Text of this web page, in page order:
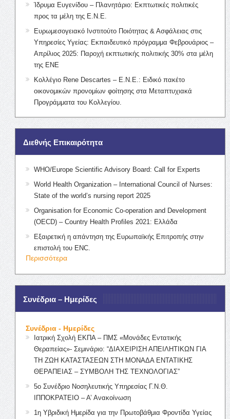
Ίδρυμα Ευγενίδου – Πλανητάριο: Εκπτωτικές πολιτικές
προς τα μέλη της Ε.Ν.Ε.
Ευρωμεσογειακό Ινστιτούτο Ποιότητας & Ασφάλειας στις
Υπηρεσίες Υγείας: Εκπαιδευτικό πρόγραμμα Φεβρουάριος –
Απρίλιος 2025: Παροχή εκπτωτικής πολιτικής 30% στα μέλη
της ΕΝΕ
Κολλέγιο Rene Descartes – Ε.Ν.Ε.: Ειδικό πακέτο
οικονομικών προνομίων φοίτησης στα Μεταπτυχιακά
Προγράμματα του Κολλεγίου.
Διεθνής Επικαιρότητα
WHO/Europe Scientific Advisory Board: Call for Experts
World Health Organization – International Council of Nurses:
State of the world’s nursing report 2025
Organisation for Economic Co-operation and Development
(OECD) – Country Health Profiles 2021: Ελλάδα
Εξαιρετική η απάντηση της Ευρωπαϊκής Επιτροπής στην
επιστολή του ENC.
Περισσότερα
Συνέδρια – Ημερίδες
Συνέδρια - Ημερίδες
Ιατρική Σχολή ΕΚΠΑ – ΠΜΣ «Μονάδες Εντατικής
Θεραπείας»- Σεμινάριο: “ΔΙΑΧΕΙΡΙΣΗ ΑΠΕΙΛΗΤΙΚΩΝ ΓΙΑ
ΤΗ ΖΩΗ ΚΑΤΑΣΤΑΣΕΩΝ ΣΤΗ ΜΟΝΑΔΑ ΕΝΤΑΤΙΚΗΣ
ΘΕΡΑΠΕΙΑΣ – ΣΥΜΒΟΛΗ ΤΗΣ ΤΕΧΝΟΛΟΓΙΑΣ”
5ο Συνέδριο Νοσηλευτικής Υπηρεσίας Γ.Ν.Θ.
ΙΠΠΟΚΡΑΤΕΙΟ – Α’ Ανακοίνωση
1η Υβριδική Ημερίδα για την Πρωτοβάθμια Φροντίδα Υγείας